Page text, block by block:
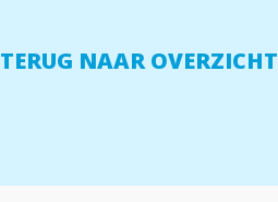
TERUG NAAR OVERZICHT